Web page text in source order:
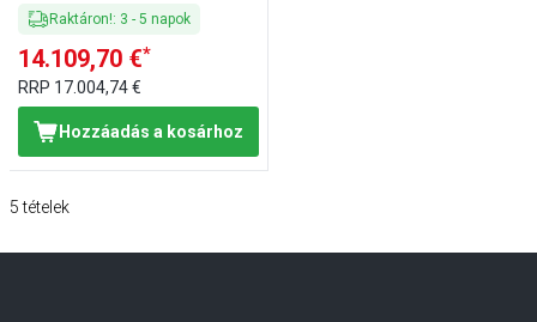
Raktáron!: 3 - 5 napok
14.109,70 €*
RRP 17.004,74 €
Hozzáadás a kosárhoz
5 tételek